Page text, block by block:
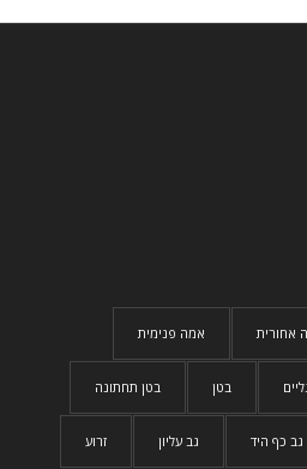
אחורית אמה פנימית
בטן בטן תחתונה
גב כף היד גב עליון זרוע